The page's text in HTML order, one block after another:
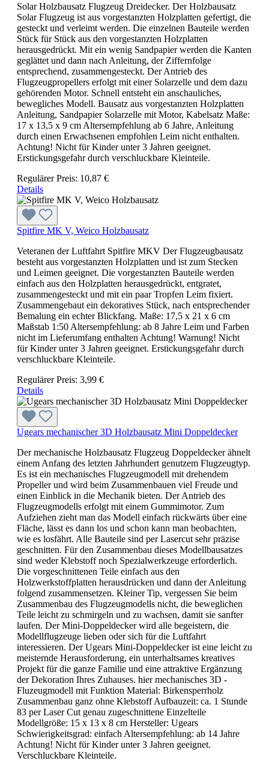
Solar Holzbausatz Flugzeug Dreidecker. Der Holzbausatz
Solar Flugzeug ist aus vorgestanzten Holzplatten gefertigt, die
gesteckt und verleimt werden. Die einzelnen Bauteile werden
Stück für Stück aus den vorgestanzten Holzplatten
herausgedrückt. Mit ein wenig Sandpapier werden die Kanten
geglättet und dann nach Anleitung, der Ziffernfolge
entsprechend, zusammengesteckt. Der Antrieb des
Flugzeugpropellers erfolgt mit einer Solarzelle und dem dazu
gehörenden Motor. Schnell entsteht ein anschauliches,
bewegliches Modell. Bausatz aus vorgestanzten Holzplatten
Anleitung, Sandpapier Solarzelle mit Motor, Kabelsatz Maße:
17 x 13,5 x 9 cm Altersempfehlung ab 6 Jahre, Anleitung
durch einen Erwachsenen empfohlen Leim nicht enthalten.
Achtung! Nicht für Kinder unter 3 Jahren geeignet.
Erstickungsgefahr durch verschluckbare Kleinteile.
Regulärer Preis: 10,87 €
Details
Spitfire MK V, Weico Holzbausatz
Veteranen der Luftfahrt Spitfire MKV Der Flugzeugbausatz
besteht aus vorgestanzten Holzplatten und ist zum Stecken
und Leimen geeignet. Die vorgestanzten Bauteile werden
einfach aus den Holzplatten herausgedrückt, entgratet,
zusammengesteckt und mit ein paar Tropfen Leim fixiert.
Zusammengebaut ein dekoratives Stück, nach entsprechender
Bemalung ein echter Blickfang. Maße: 17,5 x 21 x 6 cm
Maßstab 1:50 Altersempfehlung: ab 8 Jahre Leim und Farben
nicht im Lieferumfang enthalten Achtung! Warnung! Nicht
für Kinder unter 3 Jahren geeignet. Erstickungsgefahr durch
verschluckbare Kleinteile.
Regulärer Preis: 3,99 €
Details
Ugears mechanischer 3D Holzbausatz Mini Doppeldecker
Der mechanische Holzbausatz Flugzeug Doppeldecker ähnelt
einem Anfang des letzten Jahrhundert genutzem Flugzeugtyp.
Es ist ein mechanisches Flugzeugmodell mit drehendem
Propeller und wird beim Zusammenbauen viel Freude und
einen Einblick in die Mechanik bieten. Der Antrieb des
Flugzeugmodells erfolgt mit einem Gummimotor. Zum
Aufziehen zieht man das Modell einfach rückwärts über eine
Fläche, lässt es dann los und schon kann man beobachten,
wie es losfährt. Alle Bauteile sind per Lasercut sehr präzise
geschnitten. Für den Zusammenbau dieses Modellbausatzes
sind weder Klebstoff noch Spezialwerkzeuge erforderlich.
Die vorgeschnittenen Teile einfach aus den
Holzwerkstoffplatten herausdrücken und dann der Anleitung
folgend zusammensetzen. Kleiner Tip, vergessen Sie beim
Zusammenbau des Flugzeugmodells nicht, die beweglichen
Teile leicht zu schmirgeln und zu wachsen, damit sie sanfter
laufen. Der Mini-Doppeldecker wird alle begeistern, die
Modellflugzeuge lieben oder sich für die Luftfahrt
interessieren. Der Ugears Mini-Doppeldecker ist eine leicht zu
meisternde Herausforderung, ein unterhaltsames kreatives
Projekt für die ganze Familie und eine attraktive Ergänzung
der Dekoration Ihres Zuhauses. hier mechanisches 3D -
Fluzeugmodell mit Funktion Material: Birkensperrholz
Zusammenbau ganz ohne Klebstoff Aufbauzeit: ca. 1 Stunde
83 per Laser Cut genau zugeschnittene Einzelteile
Modellgröße: 15 x 13 x 8 cm Hersteller: Ugears
Schwierigkeitsgrad: einfach Altersempfehlung: ab 14 Jahre
Achtung! Nicht für Kinder unter 3 Jahren geeignet.
Verschluckbare Kleinteile.